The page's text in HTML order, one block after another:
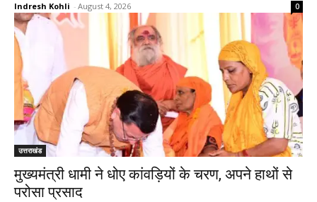
Indresh Kohli - August 4, 2026 0
उत्तराखंड
मुख्यमंत्री धामी ने धोए कांवड़ियों के चरण, अपने हाथों से
परोसा प्रसाद